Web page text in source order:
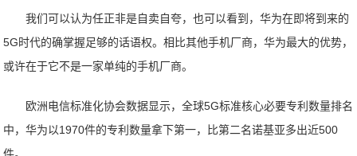
我们可以认为任正非是自卖自夸，也可以看到，华为在即将到来的
5G时代的确掌握足够的话语权。相比其他手机厂商，华为最大的优势，
或许在于它不是一家单纯的手机厂商。
欧洲电信标准化协会数据显示，全球5G标准核心必要专利数量排名
中，华为以1970件的专利数量拿下第一，比第二名诺基亚多出近500